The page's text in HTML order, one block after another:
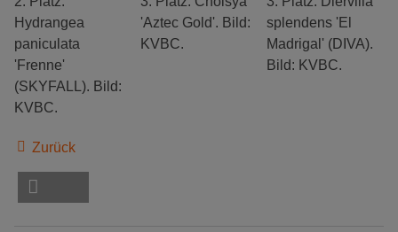
Hydrangea
paniculata
'Frenne'
(SKYFALL). Bild:
KVBC.
'Aztec Gold'. Bild:
KVBC.
splendens 'El
Madrigal' (DIVA).
Bild: KVBC.
Zurück